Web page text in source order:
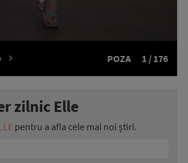
POZA 1 / 176
zilnic Elle
pentru a afla cele mai noi știri.